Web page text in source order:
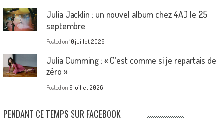
Julia Jacklin : un nouvel album chez 4AD le 25
septembre
Posted on 10 juillet 2026
Julia Cumming : « C’est comme si je repartais de
zéro »
Posted on 9 juillet 2026
PENDANT CE TEMPS SUR FACEBOOK